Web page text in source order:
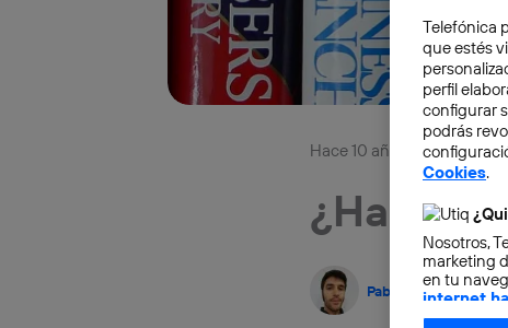
Hace 10 años
¿Hablas
Pablo G. Bejerano
Telefónica
que estés
perfil
configurar
podrás
Cookies.
Nosotros,
marketing
en tu
internet
otorgas tu